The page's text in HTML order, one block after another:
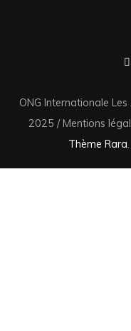
ONG Internationale
2025 / Mentions
Thème Rara